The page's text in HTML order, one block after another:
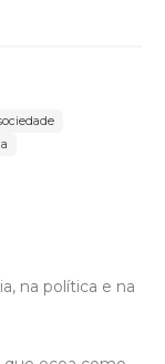
na política e na